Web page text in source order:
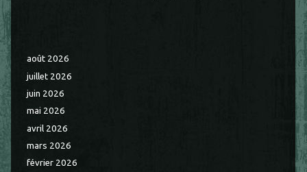
août 2026
juillet 2026
juin 2026
mai 2026
avril 2026
mars 2026
février 2026